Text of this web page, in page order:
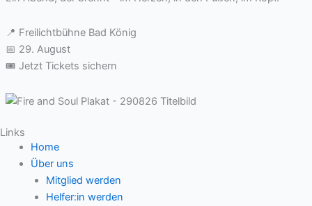
📍 Freilichtbühne Bad König
📅 29. August
🎟 Jetzt Tickets sichern
Links
Home
Über uns
Mitglied werden
Helfer:in werden